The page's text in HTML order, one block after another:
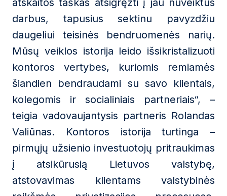
atskaitos taškas atsigręžti į jau nuveiktus
darbus, tapusius sektinu pavyzdžiu
daugeliui teisinės bendruomenės narių.
Mūsų veiklos istorija leido išsikristalizuoti
kontoros vertybes, kuriomis remiamės
šiandien bendraudami su savo klientais,
kolegomis ir socialiniais partneriais“, –
teigia vadovaujantysis partneris Rolandas
Valiūnas. Kontoros istorija turtinga –
pirmųjų užsienio investuotojų pritraukimas
į atsikūrusią Lietuvos valstybę,
atstovavimas klientams valstybinės